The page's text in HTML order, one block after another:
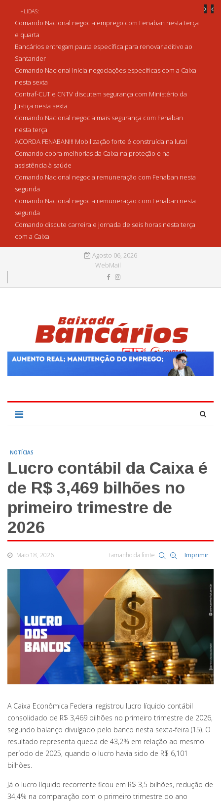
+LIDAS:
Comando Nacional negocia emprego com Fenaban nesta terça
e quarta
Bancários entregam pauta específica para renovar aditivo ao
Santander
Comando Nacional inicia negociações específicas com a Caixa
nesta sexta
Contraf-CUT e CNTV discutem segurança com Ministério da
Justiça nesta sexta
Comando Nacional negocia mais segurança com Fenaban
nesta terça
ACORDA FENABAN!!! Mobilização forte é construída na luta!
Comando cobra melhorias da Caixa na proteção e na
assistência à saúde
Comando Nacional negocia remuneração com Fenaban nesta
segunda
Comando Nacional negocia remuneração com Fenaban nesta
segunda
Comando discute carreira e jornada de seis horas nesta terça
com a Caixa
Agosto 06, 2026
WebMail
NOTÍCIAS
Lucro contábil da Caixa é
de R$ 3,469 bilhões no
primeiro trimestre de
2026
Maio 18, 2026 tamanho da fonte Imprimir
A Caixa Econômica Federal registrou lucro líquido contábil
consolidado de R$ 3,469 bilhões no primeiro trimestre de 2026,
segundo balanço divulgado pelo banco nesta sexta-feira (15). O
resultado representa queda de 43,2% em relação ao mesmo
período de 2025, quando o lucro havia sido de R$ 6,101
bilhões.
Já o lucro líquido recorrente ficou em R$ 3,5 bilhões, redução de
34,4% na comparação com o primeiro trimestre do ano